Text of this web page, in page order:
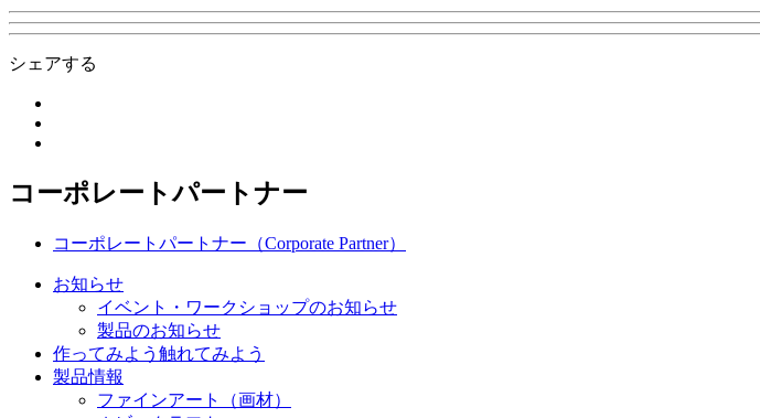
シェアする
コーポレートパートナー
コーポレートパートナー（Corporate Partner）
お知らせ
イベント・ワークショップのお知らせ
製品のお知らせ
作ってみよう 触れてみよう
製品情報
ファインアート（画材）